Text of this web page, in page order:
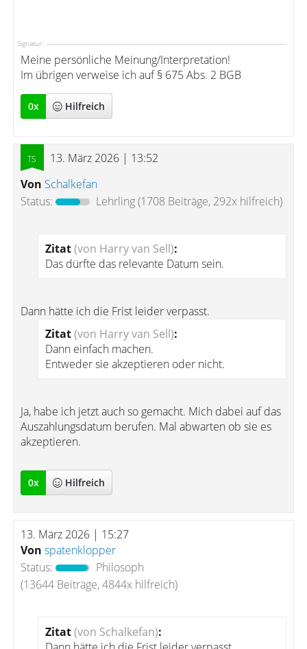
Signatur:
Meine persönliche Meinung/Interpretation!
Im übrigen verweise ich auf § 675 Abs. 2 BGB
0x Hilfreich
13. März 2026 | 13:52
Von Schalkefan
Status:
Lehrling(1708 Beiträge, 292x hilfreich)
Zitat(von Harry van Sell):
Das dürfte das relevante Datum sein.
Dann hätte ich die Frist leider verpasst.
Zitat(von Harry van Sell):
Dann einfach machen.
Entweder sie akzeptieren oder nicht.
Ja, habe ich jetzt auch so gemacht. Mich dabei auf das
Auszahlungsdatum berufen. Mal abwarten ob sie es
akzeptieren.
0x Hilfreich
13. März 2026 | 15:27
Von spatenklopper
Status:
Philosoph
(13644 Beiträge, 4844x hilfreich)
Zitat(von Schalkefan):